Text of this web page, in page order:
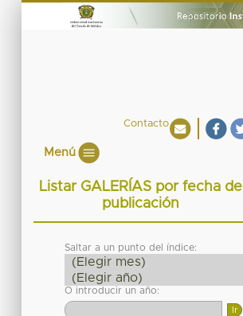
Contacto
Menú
Listar GALERÍAS por fecha de
publicación
Saltar a un punto del índice:
O introducir un año: